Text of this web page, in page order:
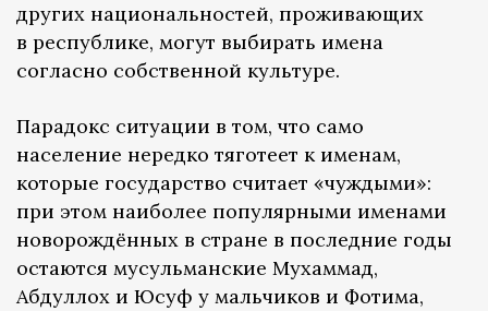
других национальностей, проживающих
в республике, могут выбирать имена
согласно собственной культуре.
Парадокс ситуации в том, что само
население нередко тяготеет к именам,
которые государство считает «чуждыми»:
при этом наиболее популярными именами
новорождённых в стране в последние годы
остаются мусульманские Мухаммад,
Абдуллох и Юсуф у мальчиков и Фотима,